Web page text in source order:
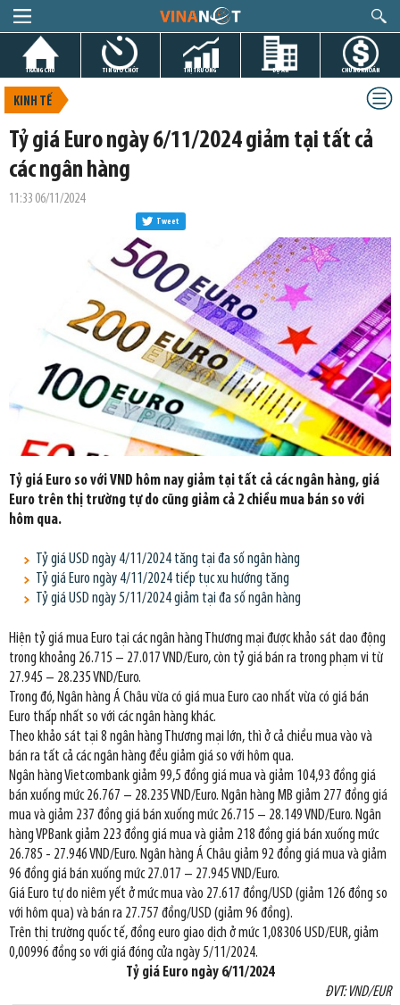
TRANG CHỦ TIN GIỜ CHÓT THỊ TRƯỜNG DỰ ÁN CHỨNG KHOÁN
KINH TẾ
Tỷ giá Euro ngày 6/11/2024 giảm tại tất cả
các ngân hàng
11:33 06/11/2024
Tweet
Tỷ giá Euro so với VND hôm nay giảm tại tất cả các ngân hàng, giá
Euro trên thị trường tự do cũng giảm cả 2 chiều mua bán so với
hôm qua.
Tỷ giá USD ngày 4/11/2024 tăng tại đa số ngân hàng
Tỷ giá Euro ngày 4/11/2024 tiếp tục xu hướng tăng
Tỷ giá USD ngày 5/11/2024 giảm tại đa số ngân hàng
Hiện tỷ giá mua Euro tại các ngân hàng Thương mại được khảo sát dao động
trong khoảng 26.715 – 27.017 VND/Euro, còn tỷ giá bán ra trong phạm vi từ
27.945 – 28.235 VND/Euro.
Trong đó, Ngân hàng Á Châu vừa có giá mua Euro cao nhất vừa có giá bán
Euro thấp nhất so với các ngân hàng khác.
Theo khảo sát tại 8 ngân hàng Thương mại lớn, thì ở cả chiều mua vào và
bán ra tất cả các ngân hàng đều giảm giá so với hôm qua.
Ngân hàng Vietcombank giảm 99,5 đồng giá mua và giảm 104,93 đồng giá
bán xuống mức 26.767 – 28.235 VND/Euro. Ngân hàng MB giảm 277 đồng giá
mua và giảm 237 đồng giá bán xuống mức 26.715 – 28.149 VND/Euro. Ngân
hàng VPBank giảm 223 đồng giá mua và giảm 218 đồng giá bán xuống mức
26.785 - 27.946 VND/Euro. Ngân hàng Á Châu giảm 92 đồng giá mua và giảm
96 đồng giá bán xuống mức 27.017 – 27.945 VND/Euro.
Giá Euro tự do niêm yết ở mức mua vào 27.617 đồng/USD (giảm 126 đồng so
với hôm qua) và bán ra 27.757 đồng/USD (giảm 96 đồng).
Trên thị trường quốc tế, đồng euro giao dịch ở mức 1,08306 USD/EUR, giảm
0,00996 đồng so với giá đóng cửa ngày 5/11/2024.
Tỷ giá Euro ngày 6/11/2024
ĐVT: VND/EUR